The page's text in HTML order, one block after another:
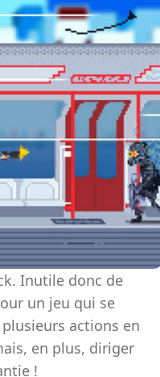
Inutile donc de
un jeu qui se
actions en
en plus, diriger
!